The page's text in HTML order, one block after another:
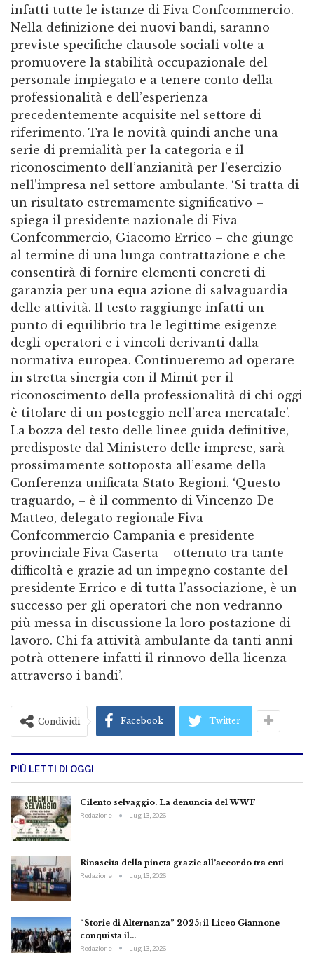
infatti tutte le istanze di Fiva Confcommercio.
Nella definizione dei nuovi bandi, saranno
previste specifiche clausole sociali volte a
promuovere la stabilità occupazionale del
personale impiegato e a tenere conto della
professionalità e dell’esperienza
precedentemente acquisite nel settore di
riferimento. Tra le novità quindi anche una
serie di premialità per la categoria e il
riconoscimento dell’anzianità per l’esercizio
nell’impresa nel settore ambulante. ‘Si tratta di
un risultato estremamente significativo –
spiega il presidente nazionale di Fiva
Confcommercio, Giacomo Errico – che giunge
al termine di una lunga contrattazione e che
consentirà di fornire elementi concreti di
garanzia per una equa azione di salvaguardia
delle attività. Il testo raggiunge infatti un
punto di equilibrio tra le legittime esigenze
degli operatori e i vincoli derivanti dalla
normativa europea. Continueremo ad operare
in stretta sinergia con il Mimit per il
riconoscimento della professionalità di chi oggi
è titolare di un posteggio nell’area mercatale’.
La bozza del testo delle linee guida definitive,
predisposte dal Ministero delle imprese, sarà
prossimamente sottoposta all’esame della
Conferenza unificata Stato-Regioni. ‘Questo
traguardo, – è il commento di Vincenzo De
Matteo, delegato regionale Fiva
Confcommercio Campania e presidente
provinciale Fiva Caserta – ottenuto tra tante
difficoltà e grazie ad un impegno costante del
presidente Errico e di tutta l’associazione, è un
successo per gli operatori che non vedranno
più messa in discussione la loro postazione di
lavoro. Chi fa attività ambulante da tanti anni
potrà ottenere infatti il rinnovo della licenza
attraverso i bandi’.
Condividi Facebook Twitter
PIÙ LETTI DI OGGI
Cilento selvaggio. La denuncia del WWF
Redazione Lug 13, 2026
Rinascita della pineta grazie all’accordo tra enti
Redazione Lug 13, 2026
“Storie di Alternanza” 2025: il Liceo Giannone
conquista il…
Redazione Lug 13, 2026